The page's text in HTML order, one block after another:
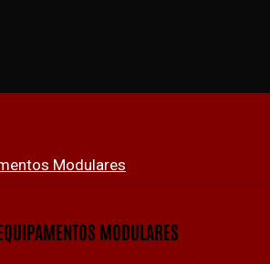
Modulares
MODULARES